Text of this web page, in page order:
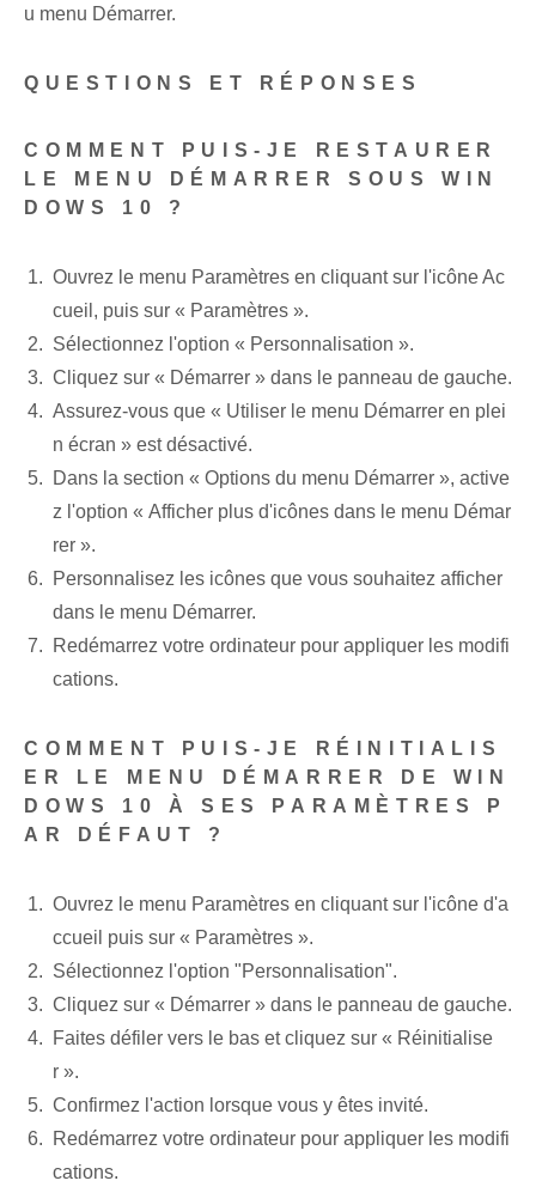
u menu Démarrer.‍
QUESTIONS ET RÉPONSES
COMMENT PUIS-JE RESTAURER
LE MENU DÉMARRER SOUS WIN
DOWS 10 ?
Ouvrez le menu Paramètres en cliquant sur l'icône Ac
cueil, puis sur « Paramètres ».
Sélectionnez l'option‌ « Personnalisation ».
Cliquez sur « Démarrer » ⁤dans le panneau de gauche.
Assurez-vous que « Utiliser le menu Démarrer​ en plei
n écran⁤ » est désactivé.
Dans la section « Options du menu Démarrer », active
z l'option « Afficher plus d'icônes dans le menu Démar
rer ».
Personnalisez les icônes que vous souhaitez afficher
dans le menu Démarrer.
Redémarrez votre ordinateur pour appliquer les modifi
cations.
COMMENT PUIS-JE RÉINITIALIS
ER LE MENU DÉMARRER DE WIN
DOWS 10 À SES PARAMÈTRES P
AR DÉFAUT ?
Ouvrez le menu Paramètres⁤ en cliquant sur l'icône d'a
ccueil⁣ puis sur « Paramètres ».
Sélectionnez l'option "Personnalisation".
Cliquez sur « Démarrer » dans le panneau de gauche.
Faites défiler vers le bas et cliquez sur « Réinitialise
r ».
Confirmez l'action lorsque vous y êtes invité.
Redémarrez votre ordinateur pour appliquer les modifi
cations.